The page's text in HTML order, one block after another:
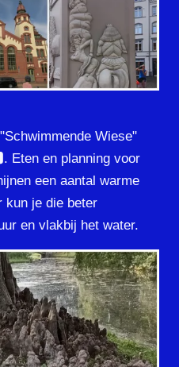
Wiese"
Eten en planning voor
een aantal warme
kun je die beter
en vlakbij het water.